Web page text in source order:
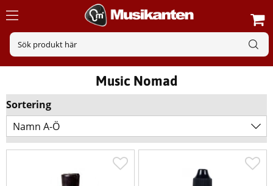
Music Nomad
Sortering
Namn A-Ö